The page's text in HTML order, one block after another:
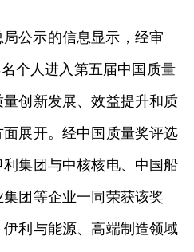
公示的信息显示，经审
个人进入第五届中国质量
创新发展、效益提升和质
展开。经中国质量奖评选
集团与中核核电、中国船
团等企业一同荣获该奖
利与能源、高端制造领域